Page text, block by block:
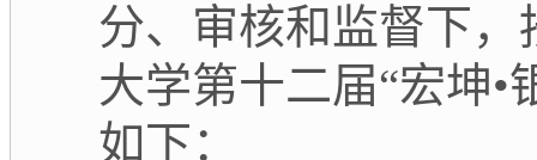
分、审核和监督下
大学第十二届“宏坤•
如下：